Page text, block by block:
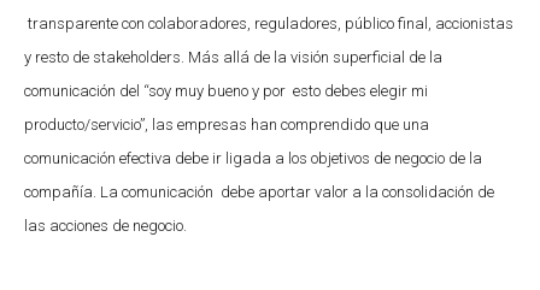
transparente con colaboradores, reguladores, público final, accionistas
y resto de stakeholders. Más allá de la visión superficial de la
comunicación del “soy muy bueno y por esto debes elegir mi
producto/servicio”, las empresas han comprendido que una
comunicación efectiva debe ir ligada a los objetivos de negocio de la
compañía. La comunicación debe aportar valor a la consolidación de
las acciones de negocio.